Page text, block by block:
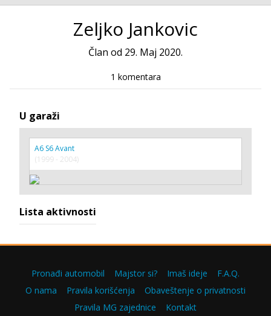
Zeljko Jankovic
Član od 29. Maj 2020.
1 komentara
U garaži
A6 S6 Avant
(1999 - 2004)
Lista aktivnosti
Pronađi automobil Majstor si? Imaš ideje
F.A.Q.
O nama
Pravila korišćenja
Obaveštenje o privatnosti
Pravila MG zajednice
Kontakt